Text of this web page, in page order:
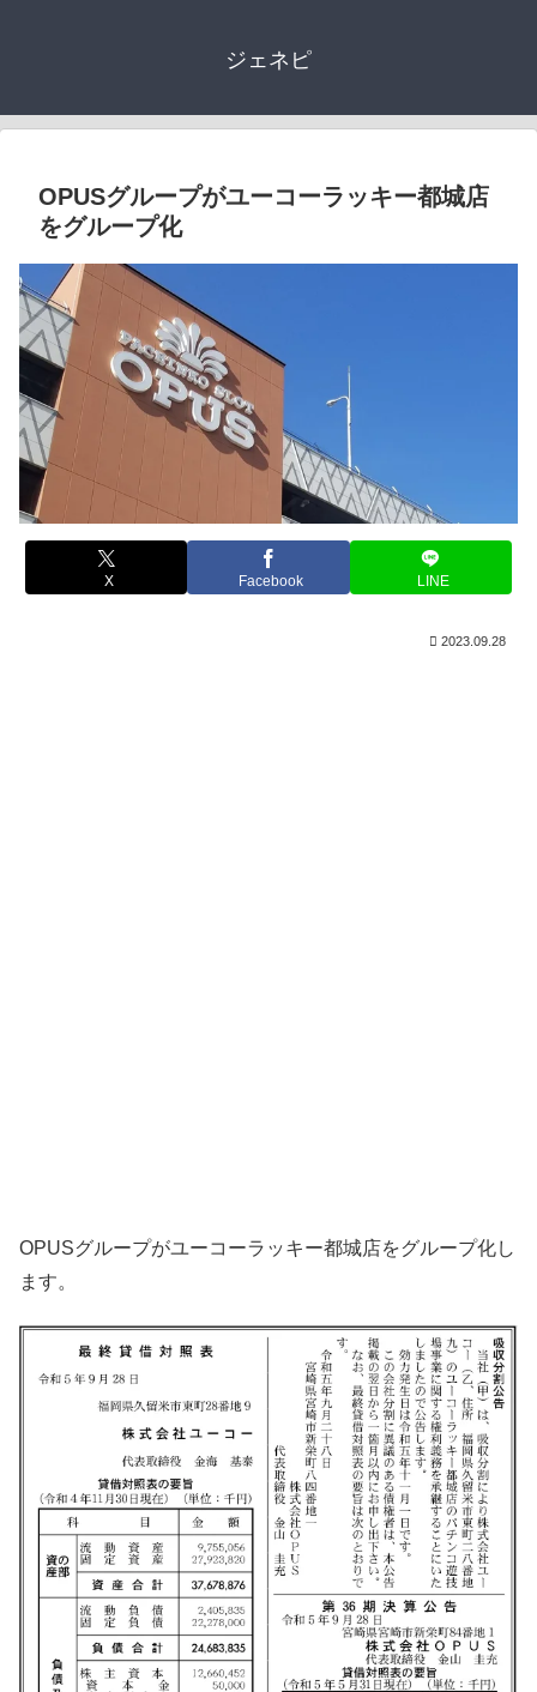
ジェネピ
OPUSグループがユーコーラッキー都城店
をグループ化
X Facebook LINE
2023.09.28
OPUSグループがユーコーラッキー都城店をグループ化し
ます。